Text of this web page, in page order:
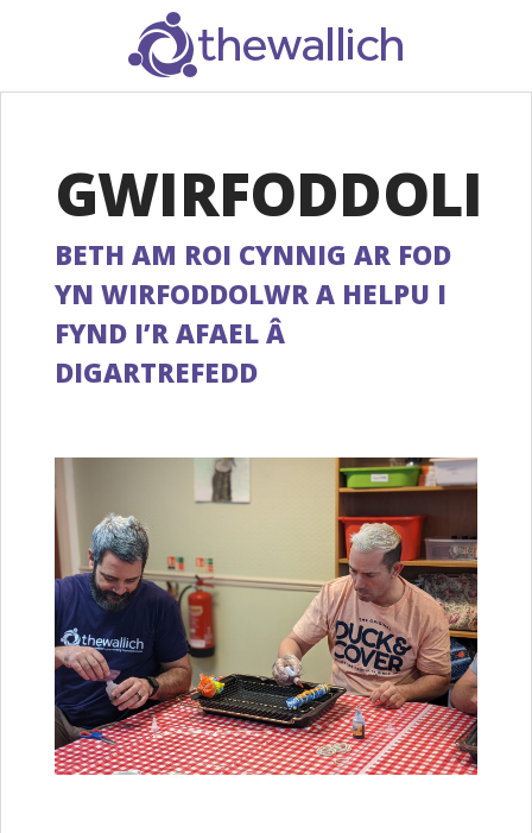
SEARCH
GWIRFODDOLI
BETH AM ROI CYNNIG AR FOD
YN WIRFODDOLWR A HELPU I
FYND I’R AFAEL Â
DIGARTREFEDD